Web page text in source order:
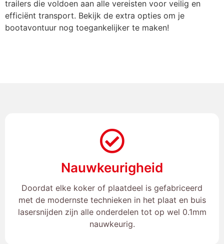
trailers die voldoen aan alle vereisten voor veilig en
efficiënt transport. Bekijk de extra opties om je
bootavontuur nog toegankelijker te maken!
Nauwkeurigheid
Doordat elke koker of plaatdeel is gefabriceerd
met de modernste technieken in het plaat en buis
lasersnijden zijn alle onderdelen tot op wel 0.1mm
nauwkeurig.